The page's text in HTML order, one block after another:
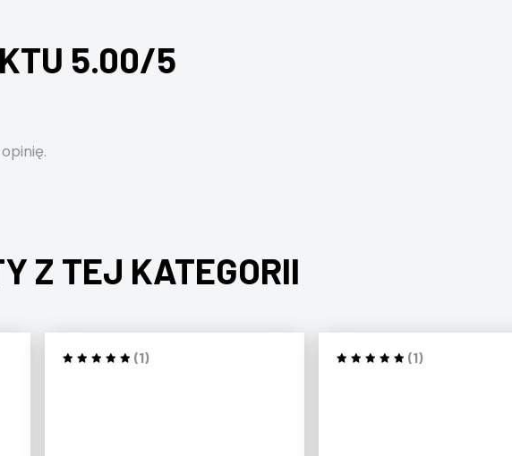
5.00/5
Z TEJ KATEGORII
(1) (1)